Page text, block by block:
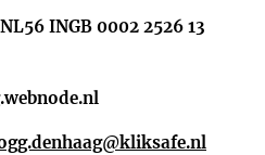
0002 2526 13